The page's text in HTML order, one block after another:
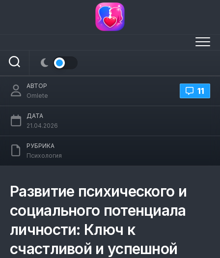
Развитие психического и социального
потенциала личности
11
АВТОР
Omlete
ДАТА
21.04.2026
РУБРИКА
Психология
Развитие психического и
социального потенциала
личности: Ключ к
счастливой и успешной